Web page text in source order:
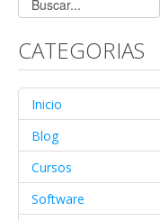
CATEGORIAS
Inicio
Blog
Cursos
Software